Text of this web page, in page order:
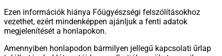
Ezen információk hiánya Főügyészségi felszólításokhoz
vezethet, ezért mindenképpen ajánljuk a fenti adatok
megjelenítését a honlapokon.
Amennyiben honlapodon bármilyen jellegű kapcsolati űrlap